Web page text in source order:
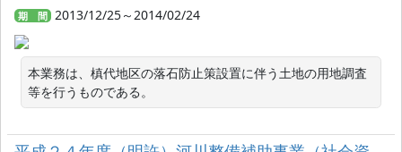
期 間 2013/12/25～2014/02/24
本業務は、槙代地区の落石防止策設置に伴う土地の用地調査
等を行うものである。